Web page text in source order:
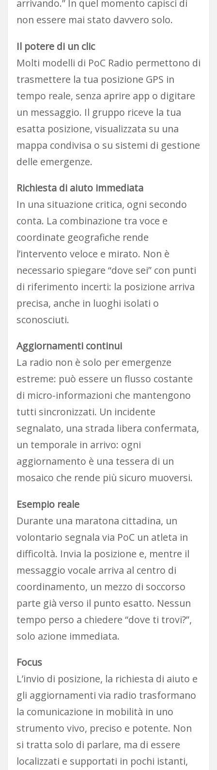
arrivando.” In quel momento capisci di
non essere mai stato davvero solo.
Il potere di un clic
Molti modelli di PoC Radio permettono di
trasmettere la tua posizione GPS in
tempo reale, senza aprire app o digitare
un messaggio. Il gruppo riceve la tua
esatta posizione, visualizzata su una
mappa condivisa o su sistemi di gestione
delle emergenze.
Richiesta di aiuto immediata
In una situazione critica, ogni secondo
conta. La combinazione tra voce e
coordinate geografiche rende
l’intervento veloce e mirato. Non è
necessario spiegare “dove sei” con punti
di riferimento incerti: la posizione arriva
precisa, anche in luoghi isolati o
sconosciuti.
Aggiornamenti continui
La radio non è solo per emergenze
estreme: può essere un flusso costante
di micro-informazioni che mantengono
tutti sincronizzati. Un incidente
segnalato, una strada libera confermata,
un temporale in arrivo: ogni
aggiornamento è una tessera di un
mosaico che rende più sicuro muoversi.
Esempio reale
Durante una maratona cittadina, un
volontario segnala via PoC un atleta in
difficoltà. Invia la posizione e, mentre il
messaggio vocale arriva al centro di
coordinamento, un mezzo di soccorso
parte già verso il punto esatto. Nessun
tempo perso a chiedere “dove ti trovi?”,
solo azione immediata.
Focus
L’invio di posizione, la richiesta di aiuto e
gli aggiornamenti via radio trasformano
la comunicazione in mobilità in uno
strumento vivo, preciso e potente. Non
si tratta solo di parlare, ma di essere
localizzati e supportati in pochi istanti,